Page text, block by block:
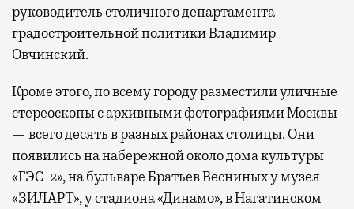
руководитель столичного департамента
градостроительной политики Владимир
Овчинский.
Кроме этого, по всему городу разместили уличные
стереоскопы с архивными фотографиями Москвы
— всего десять в разных районах столицы. Они
появились на набережной около дома культуры
«ГЭС-2», на бульваре Братьев Весниных у музея
«ЗИЛАРТ», у стадиона «Динамо», в Нагатинском